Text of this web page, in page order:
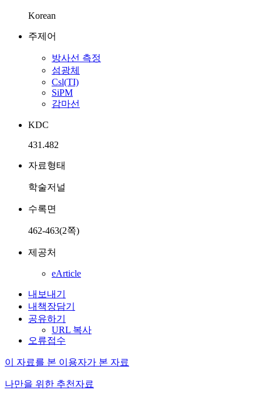
Korean
주제어
방사선 측정
섬광체
Csl(TI)
SiPM
감마선
KDC
431.482
자료형태
학술저널
수록면
462-463(2쪽)
제공처
eArticle
내보내기
내책장담기
공유하기
URL 복사
오류접수
이 자료를 본 이용자가 본 자료
나만을 위한 추천자료